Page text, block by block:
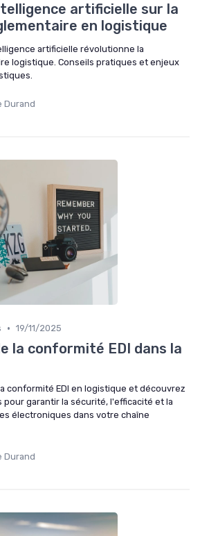
artificielle sur la
en logistique
artificielle révolutionne la
logistique. Conseils pratiques et enjeux
Durand
• 19/11/2025
la conformité EDI dans la
conformité EDI en logistique et découvrez
garantir la sécurité, l'efficacité et la
électroniques dans votre chaîne
Durand